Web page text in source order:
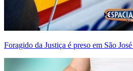
Foragido da Justiça é preso em São